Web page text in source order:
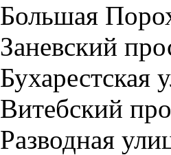
Большая
Заневский
Бухарестская
Витебский
Разводная